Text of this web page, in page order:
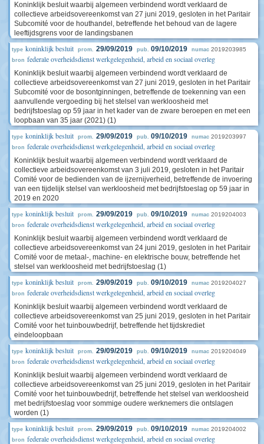
Koninklijk besluit waarbij algemeen verbindend wordt verklaard de
collectieve arbeidsovereenkomst van 27 juni 2019, gesloten in het Paritair
Subcomité voor de houthandel, betreffende het behoud van de lagere
leeftijdsgrens voor de landingsbanen
type koninklijk besluit prom. 29/09/2019 pub. 09/10/2019 numac 2019203985
bron federale overheidsdienst werkgelegenheid, arbeid en sociaal overleg
Koninklijk besluit waarbij algemeen verbindend wordt verklaard de
collectieve arbeidsovereenkomst van 27 juni 2019, gesloten in het Paritair
Subcomité voor de bosontginningen, betreffende de toekenning van een
aanvullende vergoeding bij het stelsel van werkloosheid met
bedrijfstoeslag op 59 jaar in het kader van de zware beroepen en met een
loopbaan van 35 jaar (2021) (1)
type koninklijk besluit prom. 29/09/2019 pub. 09/10/2019 numac 2019203997
bron federale overheidsdienst werkgelegenheid, arbeid en sociaal overleg
Koninklijk besluit waarbij algemeen verbindend wordt verklaard de
collectieve arbeidsovereenkomst van 3 juli 2019, gesloten in het Paritair
Comité voor de bedienden van de ijzernijverheid, betreffende de invoering
van een tijdelijk stelsel van werkloosheid met bedrijfstoeslag op 59 jaar in
2019 en 2020
type koninklijk besluit prom. 29/09/2019 pub. 09/10/2019 numac 2019204003
bron federale overheidsdienst werkgelegenheid, arbeid en sociaal overleg
Koninklijk besluit waarbij algemeen verbindend wordt verklaard de
collectieve arbeidsovereenkomst van 24 juni 2019, gesloten in het Paritair
Comité voor de metaal-, machine- en elektrische bouw, betreffende het
stelsel van werkloosheid met bedrijfstoeslag (1)
type koninklijk besluit prom. 29/09/2019 pub. 09/10/2019 numac 2019204027
bron federale overheidsdienst werkgelegenheid, arbeid en sociaal overleg
Koninklijk besluit waarbij algemeen verbindend wordt verklaard de
collectieve arbeidsovereenkomst van 25 juni 2019, gesloten in het Paritair
Comité voor het tuinbouwbedrijf, betreffende het tijdskrediet
eindeloopbaan
type koninklijk besluit prom. 29/09/2019 pub. 09/10/2019 numac 2019204049
bron federale overheidsdienst werkgelegenheid, arbeid en sociaal overleg
Koninklijk besluit waarbij algemeen verbindend wordt verklaard de
collectieve arbeidsovereenkomst van 25 juni 2019, gesloten in het Paritair
Comité voor het tuinbouwbedrijf, betreffende het stelsel van werkloosheid
met bedrijfstoeslag voor sommige oudere werknemers die ontslagen
worden (1)
type koninklijk besluit prom. 29/09/2019 pub. 09/10/2019 numac 2019204002
bron federale overheidsdienst werkgelegenheid, arbeid en sociaal overleg